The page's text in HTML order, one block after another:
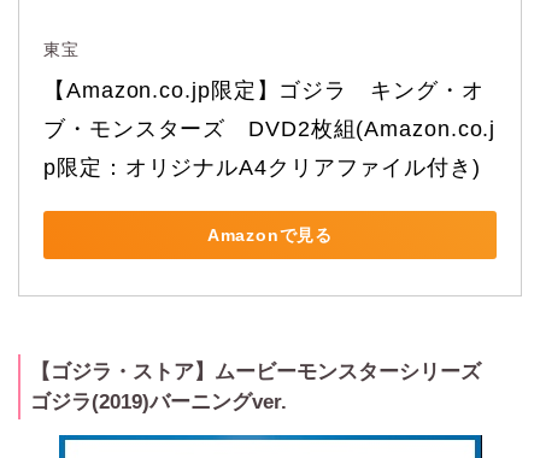
東宝
【Amazon.co.jp限定】ゴジラ　キング・オ
ブ・モンスターズ　DVD2枚組(Amazon.co.j
p限定：オリジナルA4クリアファイル付き)
Amazonで見る
【ゴジラ・ストア】ムービーモンスターシリーズ
ゴジラ(2019)バーニングver.